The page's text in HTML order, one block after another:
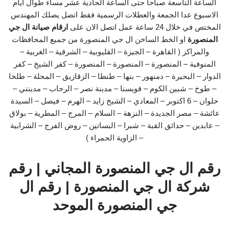
الساعة التاسعة صباحا حتى الساعة الحادية عشر مساء طوال ايام
الاسبوع عدا الجمعة والعطلات الرسمية فقط اتصل يصلك المهندس
المختص في خلال 24 ساعة عمل اتصل الان على
ارقام صيانة ال جي
المنصورة او الخط الساخن ال جي المنصورة من جميع المحافظات
والمراكز ( القاهرة – الجيزة – القليوبية – الشرقية – الغربية –
المنوفية – المنصورة – المنصورة – المنصورة – كفر الشيخ – كفر
الدوار – البحيرة – دمنهور – بنها – طنطا – الزقازيق – المحلة – طلخا
– طوخ – شبين الكوم – قويسنا – مدينة نصر – الرحاب – مدينتي –
حلوان – 6 اكتوبر – المعادي – الشيخ زايد – الهرم – فيصل – السيدة
عائشة – مصر الجديدة – النزهة – السلام – المرج – المطرية – بولاق
– عابدين – حدائق القبة – شبرا – البساتين – روض الفرج – الشرابية
– الزاوية الحمراء )
رقم ال جي المنصورة المجاني | رقم
شركة ال جي المنصورة | رقم ال
جي المنصورة الموحد